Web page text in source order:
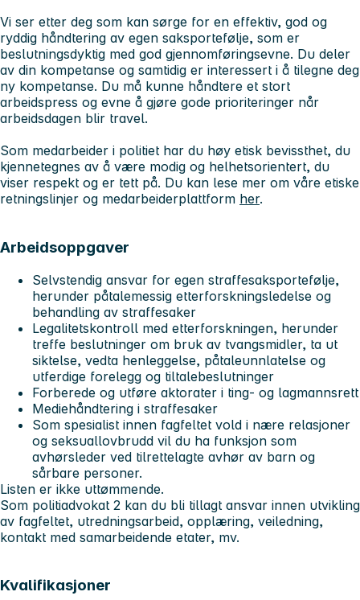
Vi ser etter deg som kan sørge for en effektiv, god og
ryddig håndtering av egen saksportefølje, som er
beslutningsdyktig med god gjennomføringsevne. Du deler
av din kompetanse og samtidig er interessert i å tilegne deg
ny kompetanse. Du må kunne håndtere et stort
arbeidspress og evne å gjøre gode prioriteringer når
arbeidsdagen blir travel.
Som medarbeider i politiet har du høy etisk bevissthet, du
kjennetegnes av å være modig og helhetsorientert, du
viser respekt og er tett på. Du kan lese mer om våre etiske
retningslinjer og medarbeiderplattform her.
Arbeidsoppgaver
Selvstendig ansvar for egen straffesaksportefølje,
herunder påtalemessig etterforskningsledelse og
behandling av straffesaker
Legalitetskontroll med etterforskningen, herunder
treffe beslutninger om bruk av tvangsmidler, ta ut
siktelse, vedta henleggelse, påtaleunnlatelse og
utferdige forelegg og tiltalebeslutninger
Forberede og utføre aktorater i ting- og lagmannsrett
Mediehåndtering i straffesaker
Som spesialist innen fagfeltet vold i nære relasjoner
og seksuallovbrudd vil du ha funksjon som
avhørsleder ved tilrettelagte avhør av barn og
sårbare personer.
Listen er ikke uttømmende.
Som politiadvokat 2 kan du bli tillagt ansvar innen utvikling
av fagfeltet, utredningsarbeid, opplæring, veiledning,
kontakt med samarbeidende etater, mv.
Kvalifikasjoner